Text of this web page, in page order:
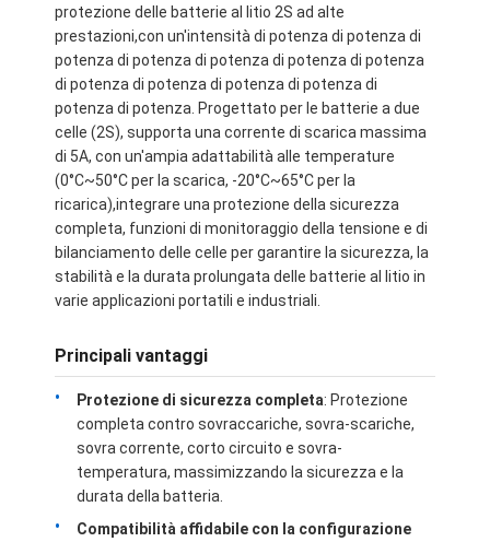
protezione delle batterie al litio 2S ad alte
prestazioni,con un'intensità di potenza di potenza di
potenza di potenza di potenza di potenza di potenza
di potenza di potenza di potenza di potenza di
potenza di potenza. Progettato per le batterie a due
celle (2S), supporta una corrente di scarica massima
di 5A, con un'ampia adattabilità alle temperature
(0°C~50°C per la scarica, -20°C~65°C per la
ricarica),integrare una protezione della sicurezza
completa, funzioni di monitoraggio della tensione e di
bilanciamento delle celle per garantire la sicurezza, la
stabilità e la durata prolungata delle batterie al litio in
varie applicazioni portatili e industriali.
Principali vantaggi
Protezione di sicurezza completa: Protezione
completa contro sovraccariche, sovra-scariche,
sovra corrente, corto circuito e sovra-
temperatura, massimizzando la sicurezza e la
durata della batteria.
Compatibilità affidabile con la configurazione